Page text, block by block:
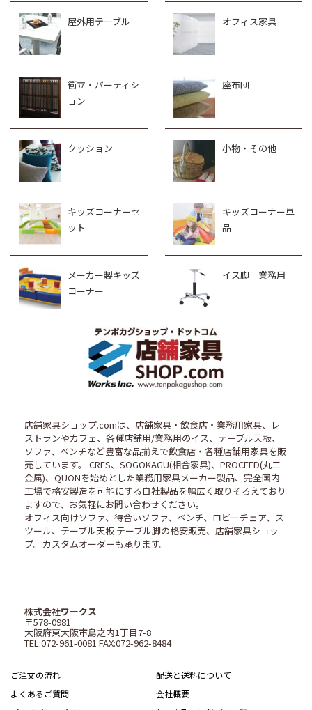
屋外用テーブル オフィス家具
衝立・パーティシ
ョン
座布団
クッション 小物・その他
キッズコーナーセ
ット
キッズコーナー単
品
メーカー製キッズ
コーナー
イス脚 業務用
店舗家具ショップ.comは、店舗家具・飲食店・業務用家具、レ
ストランやカフェ、各種店舗用/業務用のイス、テーブル天板、
ソファ、ベンチなど豊富な品揃えで飲食店・各種店舗用家具を販
売しています。 CRES、SOGOKAGU(相合家具)、PROCEED(丸二
金属)、QUONを始めとした業務用家具メーカー製品、完全国内
工場で格安製造を可能にする自社製品を幅広く取りそろえており
ますので、お気軽にお問い合わせください。
オフィス向けソファ、待合いソファ、ベンチ、ロビーチェア、ス
ツール、テーブル天板 テーブル脚の格安販売、店舗家具ショッ
プ。カスタムオーダーも承ります。
株式会社ワークス
〒578-0981
大阪府東大阪市島之内1丁目7-8
TEL:072-961-0081 FAX:072-962-8484
ご注文の流れ
配送と送料について
よくあるご質問
会社概要